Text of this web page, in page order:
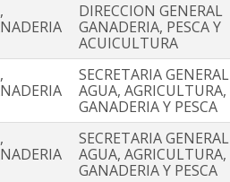
DIRECCION GENERAL
GANADERIA, PESCA Y
ACUICULTURA
SECRETARIA GENERAL
AGUA, AGRICULTURA,
GANADERIA Y PESCA
SECRETARIA GENERAL
AGUA, AGRICULTURA,
GANADERIA Y PESCA